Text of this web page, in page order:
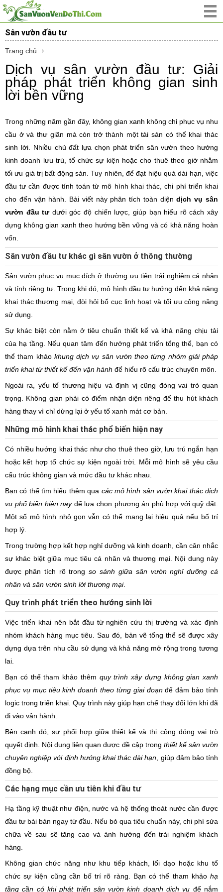
Sân vườn đầu tư
Trang chủ
Dịch vụ sân vườn đầu tư: Giải
pháp phát triển không gian sinh
lời bền vững
Trong những năm gần đây, không gian xanh không chỉ phục vụ nhu
cầu ở và thư giãn mà còn trở thành một tài sản có thể khai thác
sinh lời. Nhiều chủ đất lựa chọn phát triển sân vườn theo hướng
kinh doanh lưu trú, tổ chức sự kiện hoặc cho thuê theo giờ nhằm
tối ưu giá trị bất động sản. Tuy nhiên, để đạt hiệu quả dài hạn, việc
đầu tư cần được tính toán từ mô hình khai thác, chi phí triển khai
cho đến vận hành. Bài viết này phân tích toàn diệndịch vụ sân
vườn đầu tưdưới góc độ chiến lược, giúp bạn hiểu rõ cách xây
dựng không gian xanh theo hướng bền vững và có khả năng hoàn
vốn.
Sân vườn đầu tư khác gì sân vườn ở thông thường
Sân vườn phục vụ mục đích ở thường ưu tiên trải nghiệm cá nhân
và tính riêng tư. Trong khi đó, mô hình đầu tư hướng đến khả năng
khai thác thương mại, đòi hỏi bố cục linh hoạt và tối ưu công năng
sử dụng.
Sự khác biệt còn nằm ở tiêu chuẩn thiết kế và khả năng chịu tải
của hạ tầng. Nếu quan tâm đến hướng phát triển tổng thể, bạn có
thể tham khảo khung dịch vụ sân vườn theo từng nhóm giải pháp
triển khai từ thiết kế đến vận hành để hiểu rõ cấu trúc chuyên môn.
Ngoài ra, yếu tố thương hiệu và định vị cũng đóng vai trò quan
trọng. Không gian phải có điểm nhận diện riêng để thu hút khách
hàng thay vì chỉ dừng lại ở yếu tố xanh mát cơ bản.
Những mô hình khai thác phổ biến hiện nay
Có nhiều hướng khai thác như cho thuê theo giờ, lưu trú ngắn hạn
hoặc kết hợp tổ chức sự kiện ngoài trời. Mỗi mô hình sẽ yêu cầu
cấu trúc không gian và mức đầu tư khác nhau.
Bạn có thể tìm hiểu thêm qua các mô hình sân vườn khai thác dịch
vụ phổ biến hiện nayđể lựa chọn phương án phù hợp với quỹ đất.
Một số mô hình nhỏ gọn vẫn có thể mang lại hiệu quả nếu bố trí
hợp lý.
Trong trường hợp kết hợp nghỉ dưỡng và kinh doanh, cần cân nhắc
sự khác biệt giữa mục tiêu cá nhân và thương mại. Nội dung này
được phân tích rõ trongso sánh giữa sân vườn nghỉ dưỡng cá
nhân và sân vườn sinh lời thương mại.
Quy trình phát triển theo hướng sinh lời
Việc triển khai nên bắt đầu từ nghiên cứu thị trường và xác định
nhóm khách hàng mục tiêu. Sau đó, bản vẽ tổng thể sẽ được xây
dựng dựa trên nhu cầu sử dụng và khả năng mở rộng trong tương
lai.
Bạn có thể tham khảo thêm quy trình xây dựng không gian xanh
phục vụ mục tiêu kinh doanh theo từng giai đoạnđể đảm bảo tính
logic trong triển khai. Quy trình này giúp hạn chế thay đổi lớn khi đã
đi vào vận hành.
Bên cạnh đó, sự phối hợp giữa thiết kế và thi công đóng vai trò
quyết định. Nội dung liên quan được đề cập trong thiết kế sân vườn
chuyên nghiệp với định hướng khai thác dài hạn , giúp đảm bảo tính
đồng bộ.
Các hạng mục cần ưu tiên khi đầu tư
Hạ tầng kỹ thuật như điện, nước và hệ thống thoát nước cần được
đầu tư bài bản ngay từ đầu. Nếu bỏ qua tiêu chuẩn này, chi phí sửa
chữa về sau sẽ tăng cao và ảnh hưởng đến trải nghiệm khách
hàng.
Không gian chức năng như khu tiếp khách, lối dạo hoặc khu tổ
chức sự kiện cũng cần bố trí rõ ràng. Bạn có thể tham khảo hạ
tầng cần có khi phát triển sân vườn kinh doanh dịch vụ để nắm